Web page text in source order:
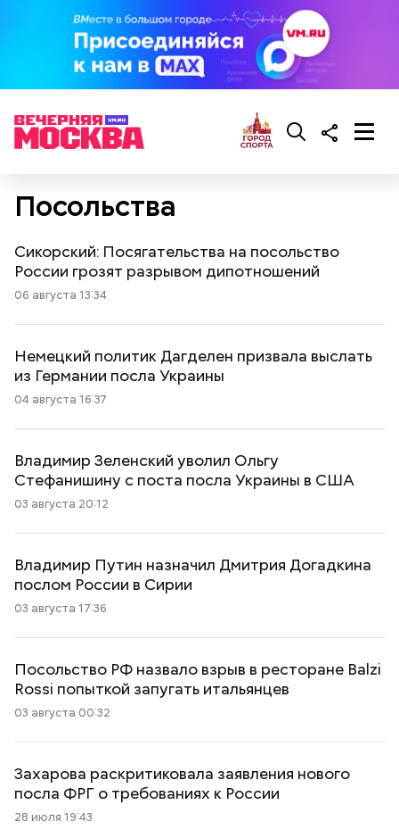
Посольства
Сикорский: Посягательства на посольство
России грозят разрывом дипотношений
06 августа 13:34
Немецкий политик Дагделен призвала выслать
из Германии посла Украины
04 августа 16:37
Владимир Зеленский уволил Ольгу
Стефанишину с поста посла Украины в США
03 августа 20:12
Владимир Путин назначил Дмитрия Догадкина
послом России в Сирии
03 августа 17:36
Посольство РФ назвало взрыв в ресторане Balzi
Rossi попыткой запугать итальянцев
03 августа 00:32
Захарова раскритиковала заявления нового
посла ФРГ о требованиях к России
28 июля 19:43